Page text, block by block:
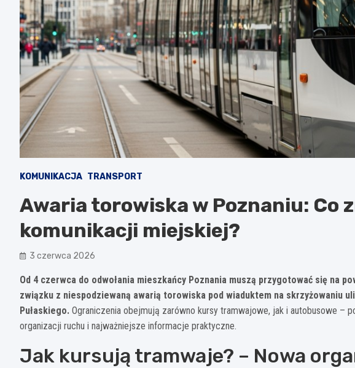
KOMUNIKACJA TRANSPORT
Awaria torowiska w Poznaniu: Co
komunikacji miejskiej?
3 czerwca 2026
Od 4 czerwca do odwołania mieszkańcy Poznania muszą przygotować się na
związku z niespodziewaną awarią torowiska pod wiaduktem na skrzyżowaniu
Pułaskiego. Ograniczenia obejmują zarówno kursy tramwajowe, jak i autobusowe –
organizacji ruchu i najważniejsze informacje praktyczne.
Jak kursują tramwaje? – Nowa